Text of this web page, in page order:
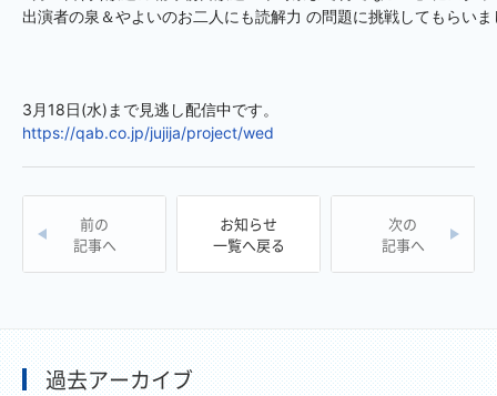
出演者の泉＆やよいのお二人にも読解力 の問題に挑戦してもらいま
https://qab.co.jp/jujija/project/wed
前の
記事へ
お知らせ
一覧へ戻る
次の
記事へ
過去アーカイブ